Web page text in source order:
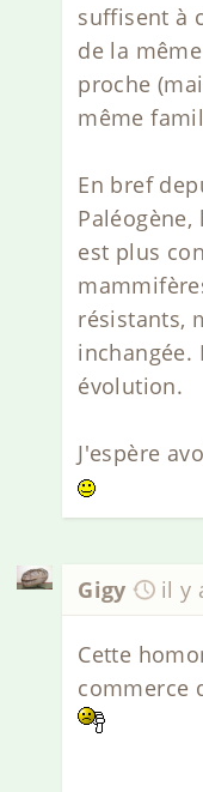
suffisent à
de la
proche
même
En bref
est plus
résistants,
inchangée.
évolution.
J'espère
Gigy il y
Cette
commerce